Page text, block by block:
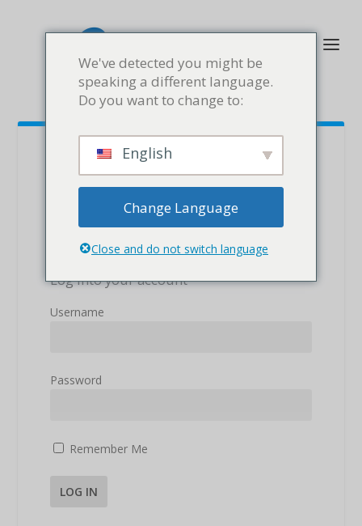
ÁREA DE PROS
AFILIADOS
L’area di affiliazione è disponibile solo per gli
Log into your account
Username
Password
Remember Me
We've detected you might be
speaking a different language.
Do you want to change to:
English
Change Language
Close and do not switch language